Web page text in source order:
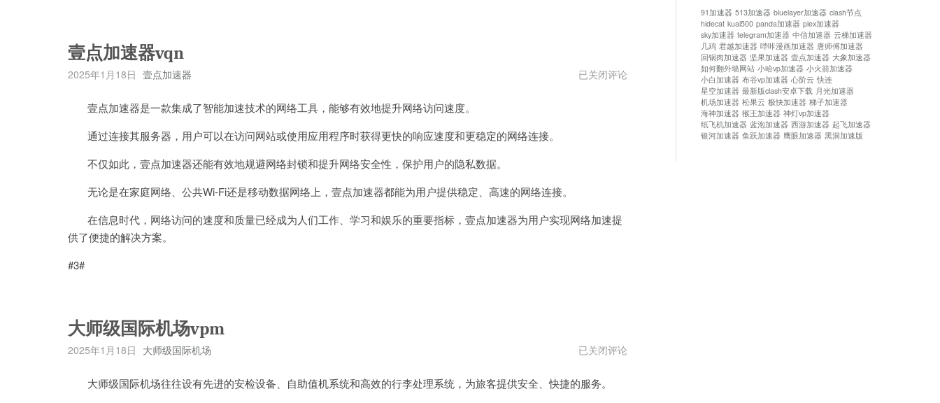
壹点加速器vqn
2025年1月18日 壹点加速器
壹
已关闭评论
壹点加速器是一款集成了智能加速技术的网络工具，能够有效地提升网络访问速度。
通过连接其服务器，用户可以在访问网站或使用应用程序时获得更快的响应速度和更稳定的网络连接。
不仅如此，壹点加速器还能有效地规避网络封锁和提升网络安全性，保护用户的隐私数据。
无论是在家庭网络、公共Wi-Fi还是移动数据网络上，壹点加速器都能为用户提供稳定、高速的网络连接。
在信息时代，网络访问的速度和质量已经成为人们工作、学习和娱乐的重要指标，壹点加速器为用户实现网络加速提
供了便捷的解决方案。
#3#
大师级国际机场vpm
2025年1月18日 大师级国际机场
大
国
已关闭评论
大师级国际机场往往设有先进的安检设备、自助值机系统和高效的行李处理系统，为旅客提供安全、快捷的服务。
91加速器 513加速器 bluelayer加速器 clash节点
hidecat kuai500 panda加速器 plex加速器
sky加速器 telegram加速器 中信加速器 云梯加速器
几鸡 君越加速器 哔咔漫画加速器 唐师傅加速器
回锅肉加速器 坚果加速器 壹点加速器 大象加速器
如何翻外墙网站 小哈vp加速器 小火箭加速器
小白加速器 布谷vp加速器 心阶云 快连
星空加速器 最新版clash安卓下载 月光加速器
机场加速器 松果云 极快加速器 梯子加速器
海神加速器 猴王加速器 神灯vp加速器
纸飞机加速器 蓝泡加速器 西游加速器 起飞加速器
银河加速器 鱼跃加速器 鹰眼加速器 黑洞加速版